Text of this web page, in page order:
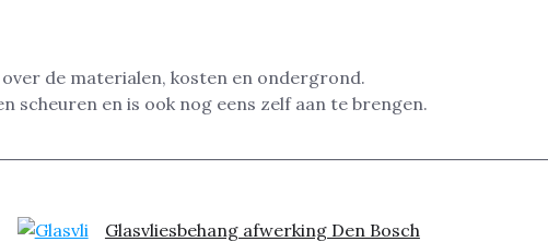
over de materialen, kosten en ondergrond.
scheuren en is ook nog eens zelf aan te brengen.
Glasvliesbehang afwerking Den Bosch